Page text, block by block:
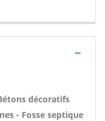
décoratifs
- Fosse septique